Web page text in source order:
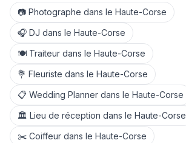
📷 Photographe dans le Haute-Corse
🎧 DJ dans le Haute-Corse
🍽️ Traiteur dans le Haute-Corse
💐 Fleuriste dans le Haute-Corse
📋 Wedding Planner dans le Haute-Corse
🏛️ Lieu de réception dans le Haute-Corse
✂️ Coiffeur dans le Haute-Corse